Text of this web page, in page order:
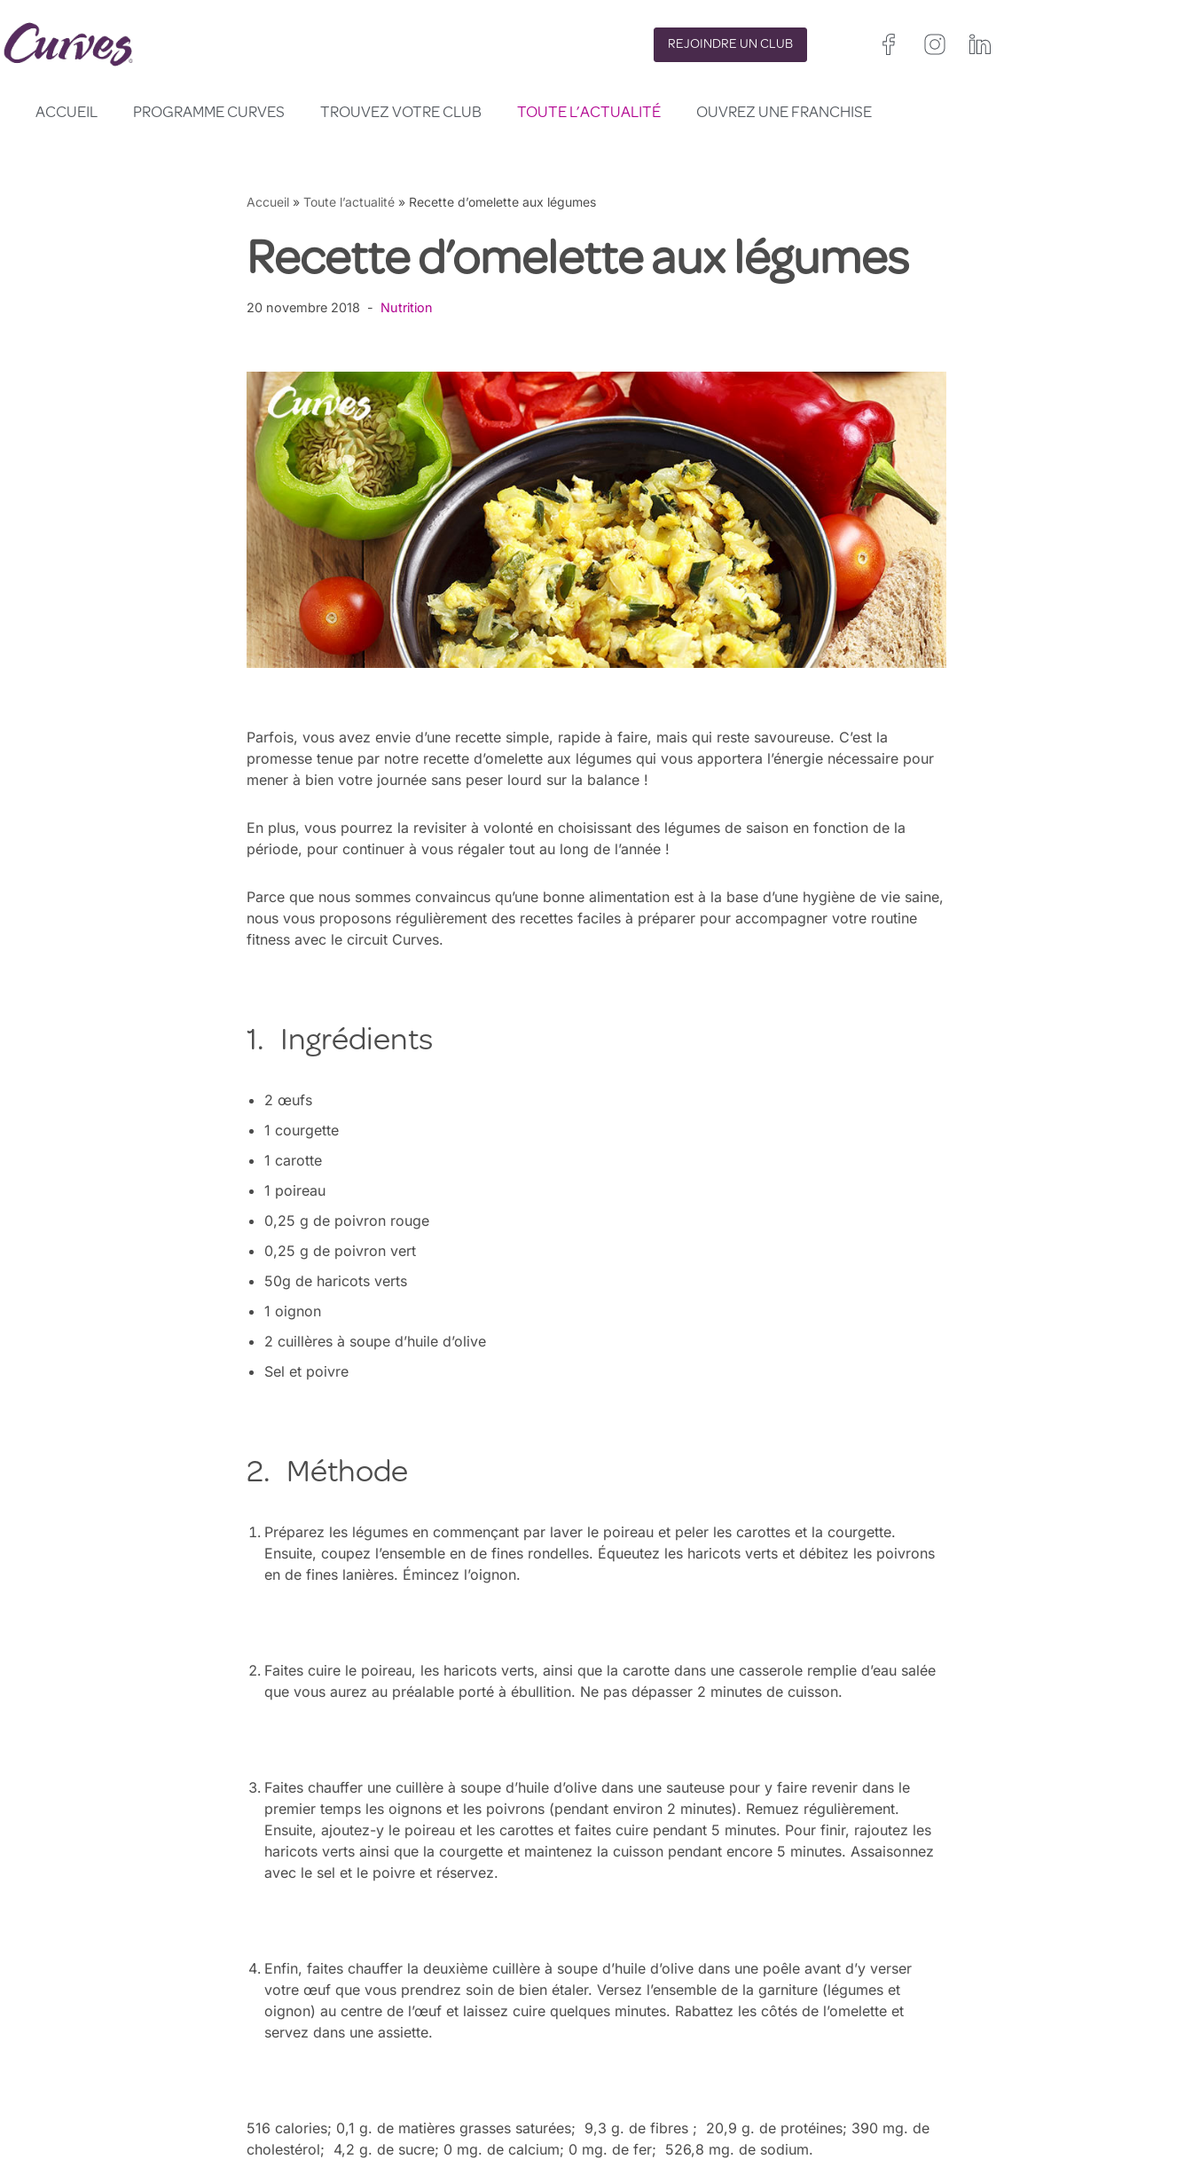
Aller
REJOINDRE UN CLUB
ACCUEIL PROGRAMME CURVES TROUVEZ VOTRE CLUB TOUTE L’ACTUALITÉ OUVREZ UNE FRANCHISE
Accueil» Toute l’actualité» Recette d’omelette aux légumes
Recette d’omelette aux légumes
20 novembre 2018 Nutrition
Parfois, vous avez envie d’une recette simple, rapide à faire, mais qui reste savoureuse. C’est la
promesse tenue par notre recette d’omelette aux légumes qui vous apportera l’énergie nécessaire pour
mener à bien votre journée sans peser lourd sur la balance !
En plus, vous pourrez la revisiter à volonté en choisissant des légumes de saison en fonction de la
période, pour continuer à vous régaler tout au long de l’année !
Parce que nous sommes convaincus qu’une bonne alimentation est à la base d’une hygiène de vie saine,
nous vous proposons régulièrement des recettes faciles à préparer pour accompagner votre routine
fitness avec le circuit Curves.
1. Ingrédients
2 œufs
1 courgette
1 carotte
1 poireau
0,25 g de poivron rouge
0,25 g de poivron vert
50g de haricots verts
1 oignon
2 cuillères à soupe d’huile d’olive
Sel et poivre
2. Méthode
Préparez les légumes en commençant par laver le poireau et peler les carottes et la courgette.
Ensuite, coupez l’ensemble en de fines rondelles. Équeutez les haricots verts et débitez les poivrons
en de fines lanières. Émincez l’oignon.
Faites cuire le poireau, les haricots verts, ainsi que la carotte dans une casserole remplie d’eau salée
que vous aurez au préalable porté à ébullition. Ne pas dépasser 2 minutes de cuisson.
Faites chauffer une cuillère à soupe d’huile d’olive dans une sauteuse pour y faire revenir dans le
premier temps les oignons et les poivrons (pendant environ 2 minutes). Remuez régulièrement.
Ensuite, ajoutez-y le poireau et les carottes et faites cuire pendant 5 minutes. Pour finir, rajoutez les
haricots verts ainsi que la courgette et maintenez la cuisson pendant encore 5 minutes. Assaisonnez
avec le sel et le poivre et réservez.
Enfin, faites chauffer la deuxième cuillère à soupe d’huile d’olive dans une poêle avant d’y verser
votre œuf que vous prendrez soin de bien étaler. Versez l’ensemble de la garniture (légumes et
oignon) au centre de l’œuf et laissez cuire quelques minutes. Rabattez les côtés de l’omelette et
servez dans une assiette.
516 calories; 0,1 g. de matières grasses saturées; 9,3 g. de fibres ; 20,9 g. de protéines; 390 mg. de
cholestérol; 4,2 g. de sucre; 0 mg. de calcium; 0 mg. de fer; 526,8 mg. de sodium.